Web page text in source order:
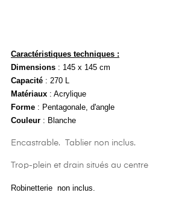
Caractéristiques techniques :
Dimensions : 145 x 145 cm
Capacité : 270 L
Matériaux : Acrylique
Forme : Pentagonale, d'angle
Couleur : Blanche
Encastrable. Tablier non inclus.
Trop-plein et drain situés au centre
Robinetterie non inclus.